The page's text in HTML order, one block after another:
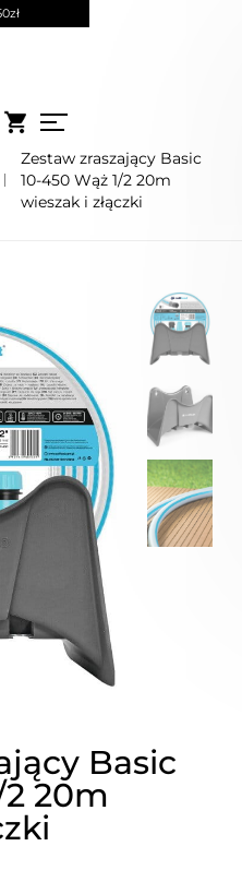
Zestaw zraszający Basic
10-450 Wąż 1/2 20m
wieszak i złączki
Basic
2 20m